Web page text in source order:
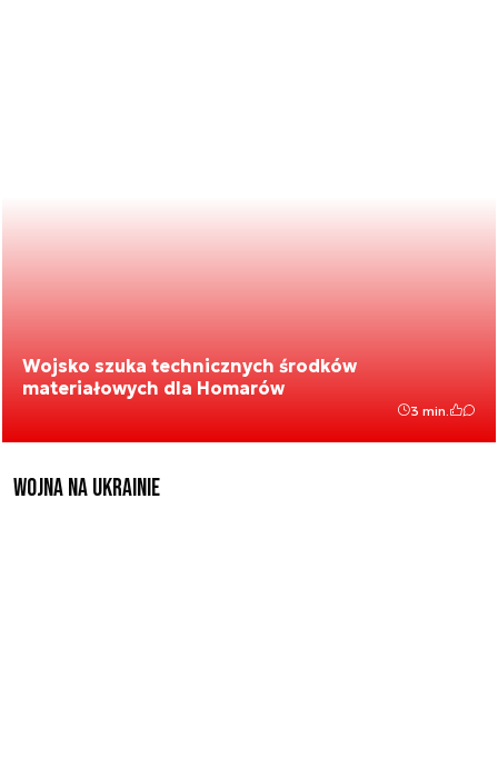
Wojsko szuka technicznych środków
materiałowych dla Homarów
3 min.
Wojna na Ukrainie